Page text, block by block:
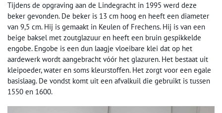
Tijdens de opgraving aan de Lindegracht in 1995 werd deze
beker gevonden. De beker is 13 cm hoog en heeft een diameter
van 9,5 cm. Hij is gemaakt in Keulen of Frechens. Hij is van een
beige baksel met zoutglazuur en heeft een bruin gespikkelde
engobe. Engobe is een dun laagje vloeibare klei dat op het
aardewerk wordt aangebracht vóór het glazuren. Het bestaat uit
kleipoeder, water en soms kleurstoffen. Het zorgt voor een egale
basislaag. De vondst komt uit een afvalkuil die gebruikt is tussen
1550 en 1600.